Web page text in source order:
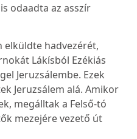
odaadta az asszír
elküldte hadvezérét,
Lákísból Ezékiás
Jeruzsálembe. Ezek
Jeruzsálem alá. Amikor
megálltak a Felső-tó
mezejére vezető út